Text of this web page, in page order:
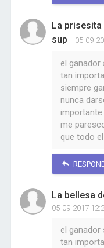
La prisesita
sup
05-09-
el
tan
siempre
nunca
importante
me
que todo
La bellesa
05-09-2017
el
tan